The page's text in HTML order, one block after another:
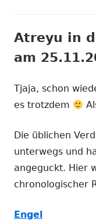
Atreyu in
am
Tjaja, schon
es trotzdem
Die üblichen
unterwegs und
angeguckt. Hier
chronologischer
Engel